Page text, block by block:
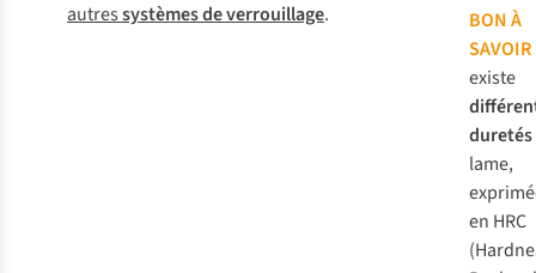
autressystèmes de verrouillage.
BON À
SAVOIR
existe
duretés
lame,
en HRC